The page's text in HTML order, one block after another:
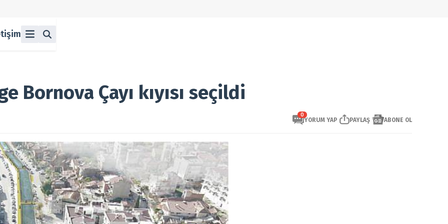
Çayı kıyısı seçildi
0
YORUM YAP PAYLAŞ ABONE OL